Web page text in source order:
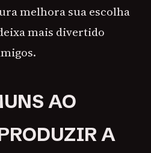
melhora sua escolha
mais divertido
AO
A